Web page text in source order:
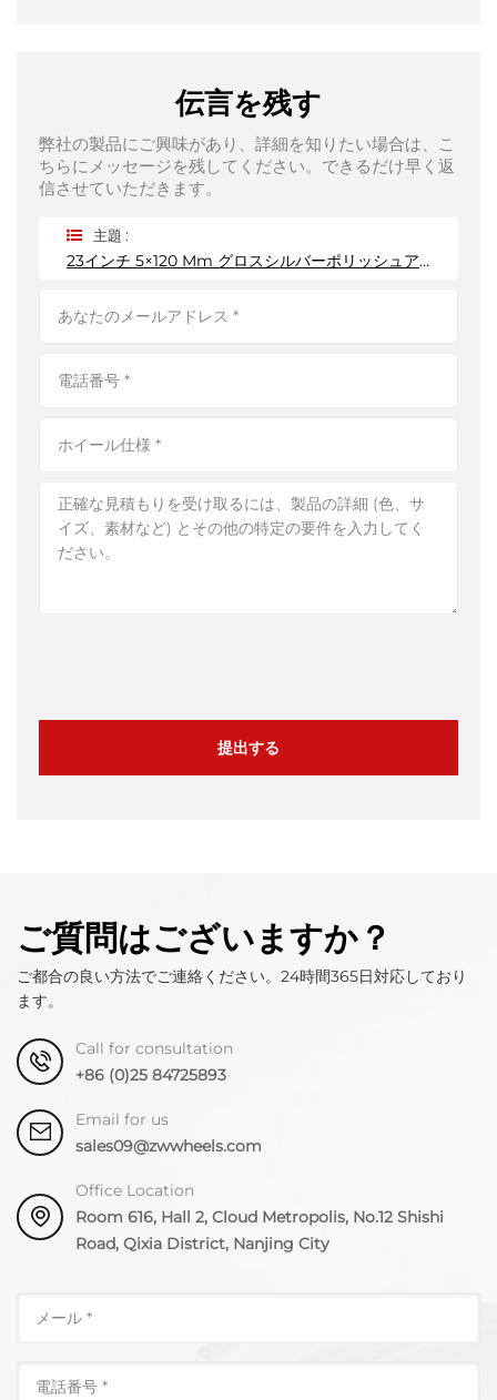
伝言を残す
弊社の製品にご興味があり、詳細を知りたい場合は、こ
ちらにメッセージを残してください。できるだけ早く返
信させていただきます。
主題 :
23インチ 5×120 Mm グロスシルバーポリッシュアルミホイール
提出する
ご質問はございますか？
ご都合の良い方法でご連絡ください。24時間365日対応しており
ます。
Call for consultation
+86 (0)25 84725893
Email for us
sales09@zwwheels.com
Office Location
Room 616, Hall 2, Cloud Metropolis, No.12 Shishi
Road, Qixia District, Nanjing City